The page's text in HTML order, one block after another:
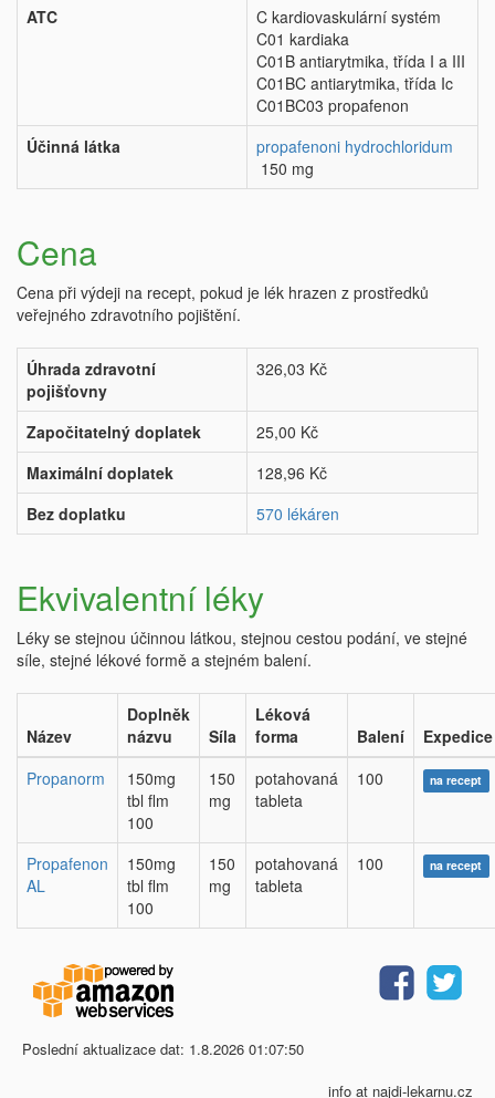
ATC
C kardiovaskulární systém
C01 kardiaka
C01B antiarytmika, třída I a III
C01BC antiarytmika, třída Ic
C01BC03 propafenon
Účinná látka
propafenoni hydrochloridum
150 mg
Cena
Cena při výdeji na recept, pokud je lék hrazen z prostředků
veřejného zdravotního pojištění.
Úhrada zdravotní
pojišťovny
326,03 Kč
Započitatelný doplatek
25,00 Kč
Maximální doplatek
128,96 Kč
Bez doplatku
570 lékáren
Ekvivalentní léky
Léky se stejnou účinnou látkou, stejnou cestou podání, ve stejné
síle, stejné lékové formě a stejném balení.
Název
Doplněk
názvu
Síla
Léková
forma
Balení
Expedice
Propanorm
150mg
tbl flm
100
150
mg
potahovaná
tableta
100 na recept
Propafenon
AL
150mg
tbl flm
100
150
mg
potahovaná
tableta
100 na recept
Poslední aktualizace dat: 1.8.2026 01:07:50
info at najdi-lekarnu.cz